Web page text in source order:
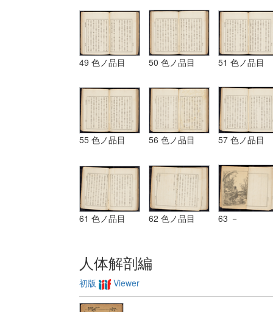
49 色ノ品目 50 色ノ品目 51 色ノ品目
55 色ノ品目 56 色ノ品目 57 色ノ品目
61 色ノ品目 62 色ノ品目 63 －
人体解剖編
初版 Viewer